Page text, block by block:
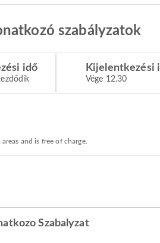
szabályzatok
idő Kijelentkezési
Vége 12.30
and is free of charge.
Szabalyzat